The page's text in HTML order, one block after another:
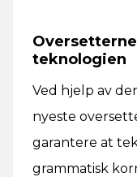
teknologien
Ved hjelp av
nyeste
garantere at
grammatisk